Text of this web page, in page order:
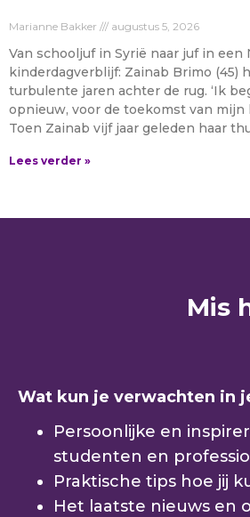
Marianne Bakker augustus 5, 2026
Van schooljuf in Syrië naar juf in een
kinderdagverblijf: Zainab Brimo (45)
turbulente jaren achter de rug. ‘Ik
opnieuw, voor de toekomst van mijn
Toen Zainab vijf jaar geleden haar
Lees verder »
Mis
Wat kun je verwachten in
Persoonlijke en
studenten en
Praktische tips hoe jij
Het laatste nieuws en